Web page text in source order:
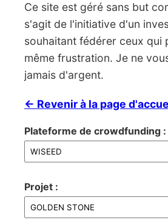
Ce site est géré sans but
s'agit de l'initiative d'un
souhaitant fédérer ceux qui
même frustration. Je ne
jamais d'argent.
← Revenir à la page
Plateforme de crowdfunding :
Projet :